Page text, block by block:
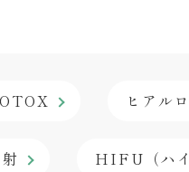
ヒアル
HIFU（ハイ